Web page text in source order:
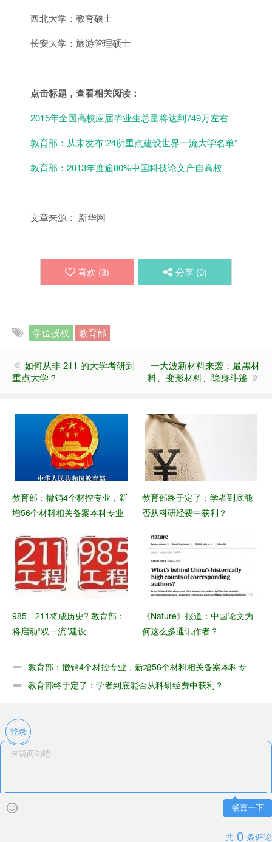
西北大学：教育硕士
长安大学：旅游管理硕士
点击标题，查看相关阅读：
2015年全国高校应届毕业生总量将达到749万左右
教育部：从未发布“24所重点建设世界一流大学名单”
教育部：2013年度逾80%中国科技论文产自高校
文章来源： 新华网
喜欢 (3) 分享 (0)
学位授权 教育部
如何从非 211 的大学考研到
重点大学？
一大波新材料来袭：最黑材
料、变形材料、隐身斗篷
教育部：撤销​4个材控专业，新
增56个材料相关备案本科专业
教育部终于定了：学者到底能
否从科研经费中获利？
985、211将成历史? 教育部：
将启动“双一流”建设
《Nature》报道：中国论文为
何这么多通讯作者？
教育部：撤销​4个材控专业，新增56个材料相关备案本科专
业 教育部终于定了：学者到底能否从科研经费中获利？
登录
畅言一下
共 0 条评论